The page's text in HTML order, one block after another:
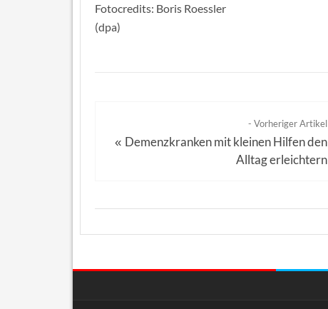
Fotocredits: Boris Roessler
(dpa)
- Vorheriger Artikel
« Demenzkranken mit kleinen Hilfen den
Alltag erleichtern